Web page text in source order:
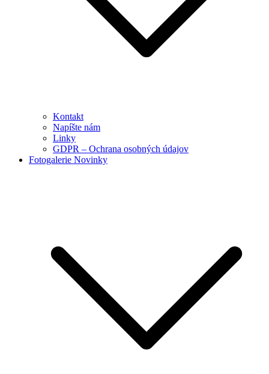
Kontakt
Napíšte nám
Linky
GDPR – Ochrana osobných údajov
Fotogalerie Novinky